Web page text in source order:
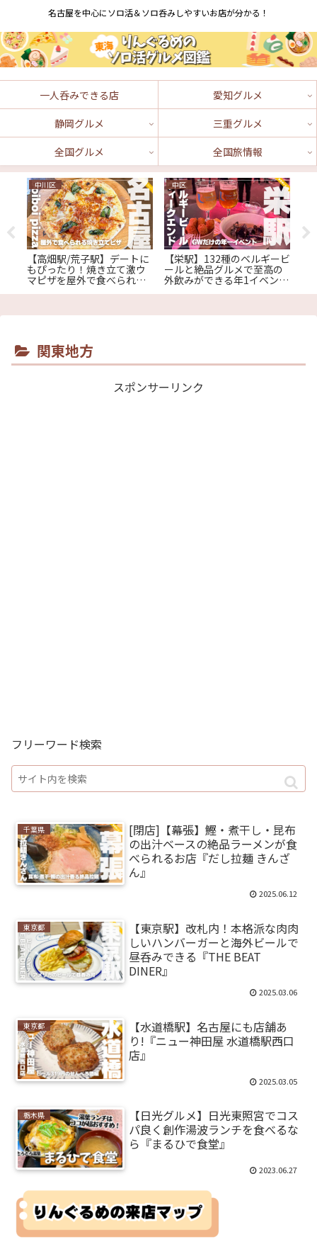
名古屋を中心にソロ活＆ソロ呑みしやすいお店が分かる！
一人呑みできる店
愛知グルメ
静岡グルメ
三重グルメ
全国グルメ
全国旅情報
中川区
【高畑駅/荒子駅】デートに
もぴったり！焼き立て激ウ
マピザを屋外で食べられる
中区
【栄駅】132種のベルギービ
ールと絶品グルメで至高の
外飲みができる年1イベント
関東地方
スポンサーリンク
フリーワード検索
千葉県
[閉店]【幕張】鰹・煮干し・昆布
の出汁ベースの絶品ラーメンが食
べられるお店『だし拉麺 きんざ
ん』
2025.06.12
東京都
【東京駅】改札内！本格派な肉肉
しいハンバーガーと海外ビールで
昼呑みできる『THE BEAT
DINER』
2025.03.06
東京都
【水道橋駅】名古屋にも店舗あ
り!『ニュー神田屋 水道橋駅西口
店』
2025.03.05
栃木県
【日光グルメ】日光東照宮でコス
パ良く創作湯波ランチを食べるな
ら『まるひで食堂』
2023.06.27